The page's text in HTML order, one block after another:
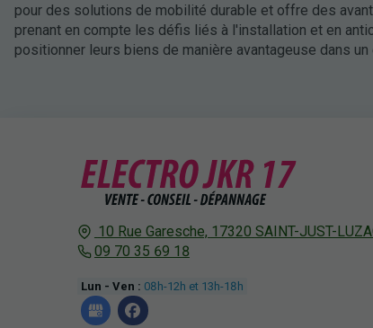
pour des solutions de mobilité durable et offre des
prenant en compte les défis liés à l'installation et en
positionner leurs biens de manière avantageuse dans un
10 Rue Garesche, 17320 SAINT-JUST-
09 70 35 69 18
Lun - Ven : 08h-12h et 13h-18h